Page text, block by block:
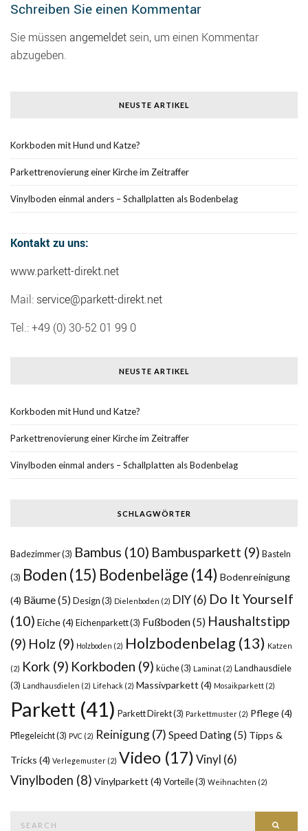
Schreiben Sie einen Kommentar
Sie müssen angemeldet sein, um einen Kommentar
abzugeben.
NEUSTE ARTIKEL
Korkboden mit Hund und Katze?
Parkettrenovierung einer Kirche im Zeitraffer
Vinylboden einmal anders – Schallplatten als Bodenbelag
Kontakt zu uns:
www.parkett-direkt.net
Mail: service@parkett-direkt.net
Tel.: +49 (0) 30-52 01 99 0
NEUSTE ARTIKEL
Korkboden mit Hund und Katze?
Parkettrenovierung einer Kirche im Zeitraffer
Vinylboden einmal anders – Schallplatten als Bodenbelag
SCHLAGWÖRTER
Badezimmer(3) Bambus (10) Bambusparkett (9) Basteln
(3) Boden (15) Bodenbeläge (14) Bodenreinigung
(4) Bäume(5) Design (3) Dielenboden (2) DIY(6) Do It Yourself
(10) Eiche(4) Eichenparkett(3) Fußboden(5) Haushaltstipp
(9) Holz (9) Holzboden (2) Holzbodenbelag (13) Katzen
(2) Kork (9) Korkboden (9) küche(3) Laminat (2) Landhausdiele
(3) Landhausdielen (2) Lifehack (2) Massivparkett(4) Mosaikparkett (2)
Parkett (41) Parkett Direkt(3) Parkettmuster (2) Pflege(4)
Pflegeleicht(3) PVC (2) Reinigung(7) Speed Dating(5) Tipps &
Tricks (4) Verlegemuster (2) Video (17)Vinyl (6)
Vinylboden (8) Vinylparkett(4) Vorteile(3) Weihnachten (2)